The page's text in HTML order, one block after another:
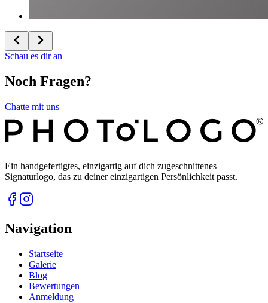
Schau es dir an
Noch Fragen?
Chatte mit uns
Ein handgefertigtes, einzigartig auf dich zugeschnittenes
Signaturlogo, das zu deiner einzigartigen Persönlichkeit passt.
Navigation
Startseite
Galerie
Blog
Bewertungen
Anmeldung